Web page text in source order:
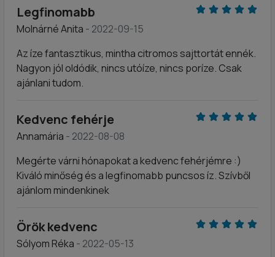
Legfinomabb
Molnárné Anita - 2022-09-15
Az íze fantasztikus, mintha citromos sajttortát ennék.
Nagyon jól oldódik, nincs utóíze, nincs poríze. Csak
ajánlani tudom.
Kedvenc fehérje
Annamária - 2022-08-08
Megérte várni hónapokat a kedvenc fehérjémre :)
Kiváló minőség és a legfinomabb puncsos íz. Szívből
ajánlom mindenkinek
Örök kedvenc
Sólyom Réka - 2022-05-13